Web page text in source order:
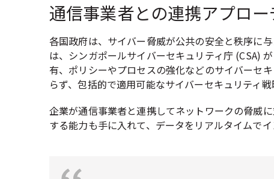
通信事業者との連携アプロー
各国政府は、サイバー脅威が公共の安全と秩序に
は、シンガポールサイバーセキュリティ庁 (CSA)
有、ポリシーやプロセスの強化などのサイバーセ
らず、包括的で適用可能なサイバーセキュリティ
企業が通信事業者と連携してネットワークの脅威
する能力も手に入れて、データをリアルタイムで